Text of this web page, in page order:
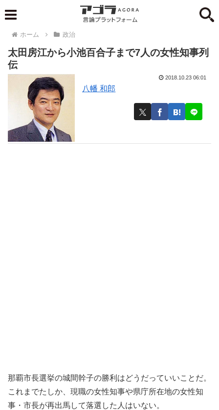
ホーム 政治
太田房江から小池百合子まで7人の女性知事列
伝
八幡 和郎
2018.10.23 06:01
那覇市長選挙の城間幹子の勝利はどうだっていいことだ。
これまでたしか、現職の女性知事や県庁所在地の女性知
事・市長が再出馬して落選した人はいない。